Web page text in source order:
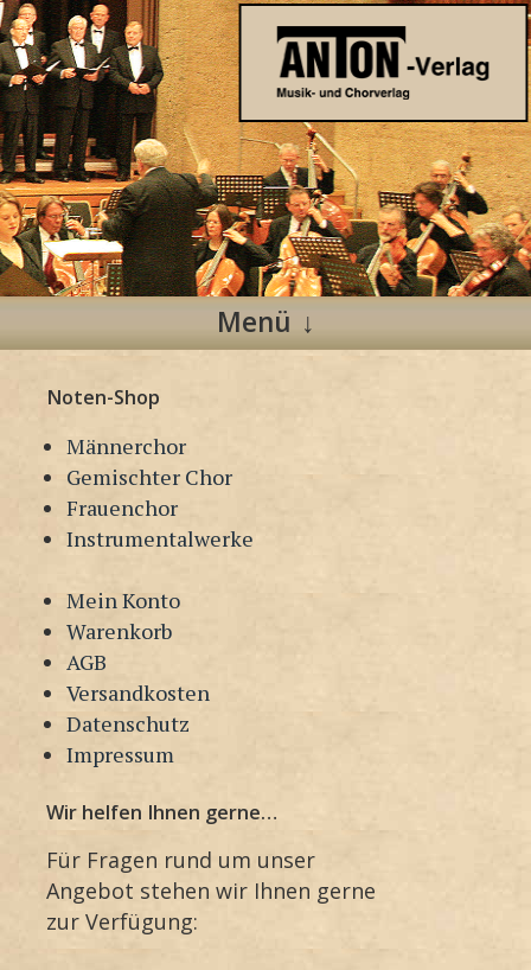
Anton Verlag
Musik- und Chorverlag
Menü
Inhalt
springen
Noten-Shop
Männerchor
Gemischter Chor
Frauenchor
Instrumentalwerke
Mein Konto
Warenkorb
AGB
Versandkosten
Datenschutz
Impressum
Wir helfen Ihnen gerne…
Für Fragen rund um unser
Angebot stehen wir Ihnen gerne
zur Verfügung: